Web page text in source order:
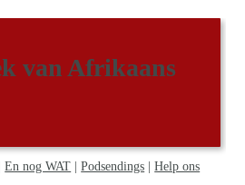
van Afrikaans
|En nog WAT |Podsendings |Help ons